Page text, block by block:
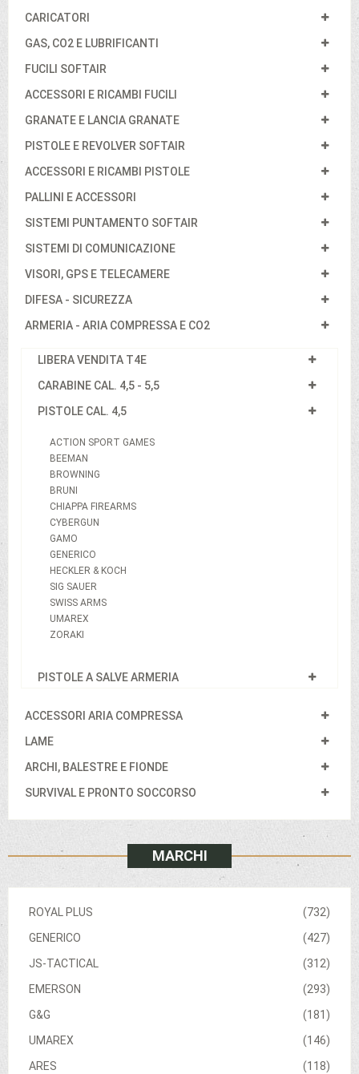
CARICATORI
GAS, CO2 E LUBRIFICANTI
FUCILI SOFTAIR
ACCESSORI E RICAMBI FUCILI
GRANATE E LANCIA GRANATE
PISTOLE E REVOLVER SOFTAIR
ACCESSORI E RICAMBI PISTOLE
PALLINI E ACCESSORI
SISTEMI PUNTAMENTO SOFTAIR
SISTEMI DI COMUNICAZIONE
VISORI, GPS E TELECAMERE
DIFESA - SICUREZZA
ARMERIA - ARIA COMPRESSA E CO2
LIBERA VENDITA T4E
CARABINE CAL. 4,5 - 5,5
PISTOLE CAL. 4,5
ACTION SPORT GAMES
BEEMAN
BROWNING
BRUNI
CHIAPPA FIREARMS
CYBERGUN
GAMO
GENERICO
HECKLER & KOCH
SIG SAUER
SWISS ARMS
UMAREX
ZORAKI
PISTOLE A SALVE ARMERIA
ACCESSORI ARIA COMPRESSA
LAME
ARCHI, BALESTRE E FIONDE
SURVIVAL E PRONTO SOCCORSO
MARCHI
(732)
ROYAL PLUS
(427)
GENERICO
(312)
JS-TACTICAL
(293)
EMERSON
(181)
G&G
(146)
UMAREX
(118)
ARES